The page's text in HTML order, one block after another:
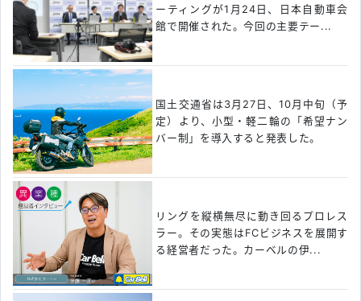
ーティングが1月24日、日本自動車会
館で開催された。今回の主要テー...
国土交通省は3月27日、10月中旬（予
定）より、小型・軽二輪の「希望ナン
バー制」を導入すると発表した。
リングを縦横無尽に動き回るプロレス
ラー。その実態はFCビジネスを展開す
る経営者だった。カーベルの伊...